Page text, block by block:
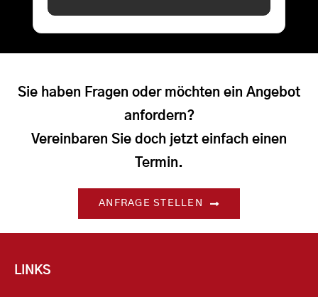
Sie haben Fragen oder möchten ein Angebot
anfordern?
Vereinbaren Sie doch jetzt einfach einen
Termin.
ANFRAGE STELLEN
LINKS